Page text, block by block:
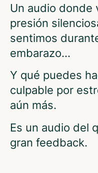
Un audio donde
presión
sentimos
embarazo…
Y qué puedes
culpable por
aún más.
Es un audio del
gran feedback.